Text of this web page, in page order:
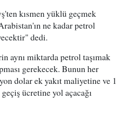
kısmen yüklü geçmek
ne kadar petrol
dedi.
aynı miktarda petrol taşımak
gerekecek. Bunun her
dolar ek yakıt maliyetine ve 1
ücretine yol açacağı